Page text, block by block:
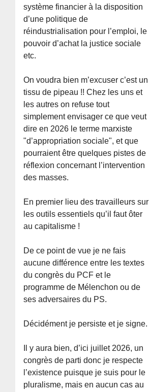
système financier à la disposition
d’une politique de
réindustrialisation pour l’emploi, le
pouvoir d’achat la justice sociale
etc.
On voudra bien m’excuser c’est un
tissu de pipeau !! Chez les uns et
les autres on refuse tout
simplement envisager ce que veut
dire en 2026 le terme marxiste
"d’appropriation sociale", et que
pourraient être quelques pistes de
réflexion concernant l’intervention
des masses.
En premier lieu des travailleurs sur
les outils essentiels qu’il faut ôter
au capitalisme !
De ce point de vue je ne fais
aucune différence entre les textes
du congrès du PCF et le
programme de Mélenchon ou de
ses adversaires du PS.
Décidément je persiste et je signe.
Il y aura bien, d’ici juillet 2026, un
congrès de parti donc je respecte
l’existence puisque je suis pour le
pluralisme, mais en aucun cas au